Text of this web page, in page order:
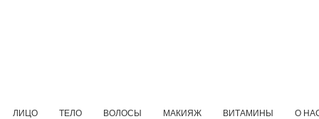
ЛИЦО ТЕЛО ВОЛОСЫ МАКИЯЖ ВИТАМИНЫ О